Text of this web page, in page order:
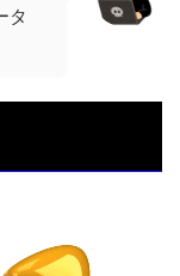
タ